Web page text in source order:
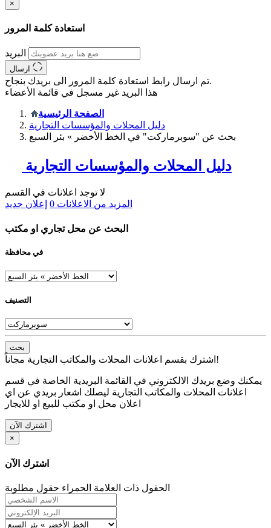
×
استعادة كلمة المرور
البريد
تم ارسال رابط استعادة كلمة المرور الى بريدك بنجاح.
هذا البريد غير مسجل في قائمة الأعضاء
الصفحة الرئيسية
دليل المحلات والمؤسسات التجارية
بحث عن "سوبرماركت" في الخط الأخضر » بئر السبع
دليل المحلات والمؤسسات التجارية
لا توجد اعلانات في القسم
المزيد من الاعلانات 0 إعلان جديد
البحث عن محل تجاري او مكتب
في محافظة
التصنيف
بحث
اشترك بقسم اعلانات المحلات والمكاتب التجارية مجاناً!
يمكنك وضع بريدك الالكتروني في القائمة البريدية الخاصة في قسم
اعلانات المحلات والمكاتب التجارية ليصلك اشعار بريدي عن اي
اعلان محل او مكتب للبيع او للايجار
اشترك الآن
×
اشترك الآن
الحقول ذات العلامة الحمراء حقول مطلوبة